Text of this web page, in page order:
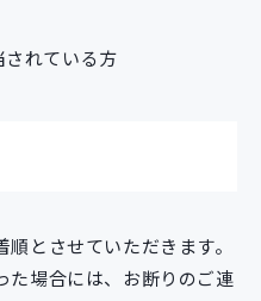
れている方
とさせていただきます。
た場合には、お断りのご連